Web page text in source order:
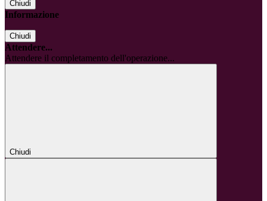
Chiudi
Informazione
Chiudi
Attendere...
Attendere il completamento dell'operazione...
Chiudi